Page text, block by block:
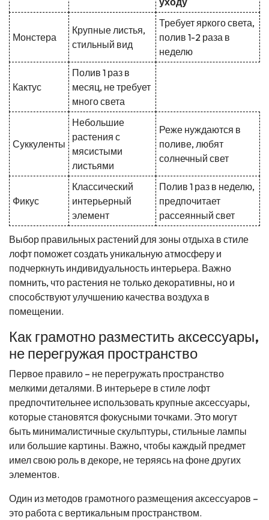
Монстера
Крупные листья,
стильный вид
Требует яркого света,
полив 1-2 раза в
неделю
Кактус
Полив 1 раз в
месяц, не требует
много света
Суккуленты
Небольшие
растения с
мясистыми
листьями
Реже нуждаются в
поливе, любят
солнечный свет
Фикус
Классический
интерьерный
элемент
Полив 1 раз в неделю,
предпочитает
рассеянный свет
Выбор правильных растений для зоны отдыха в стиле
лофт поможет создать уникальную атмосферу и
подчеркнуть индивидуальность интерьера. Важно
помнить, что растения не только декоративны, но и
способствуют улучшению качества воздуха в
помещении.
Как грамотно разместить аксессуары,
не перегружая пространство
Первое правило – не перегружать пространство
мелкими деталями. В интерьере в стиле лофт
предпочтительнее использовать крупные аксессуары,
которые становятся фокусными точками. Это могут
быть минималистичные скульптуры, стильные лампы
или большие картины. Важно, чтобы каждый предмет
имел свою роль в декоре, не теряясь на фоне других
элементов.
Один из методов грамотного размещения аксессуаров –
это работа с вертикальным пространством.